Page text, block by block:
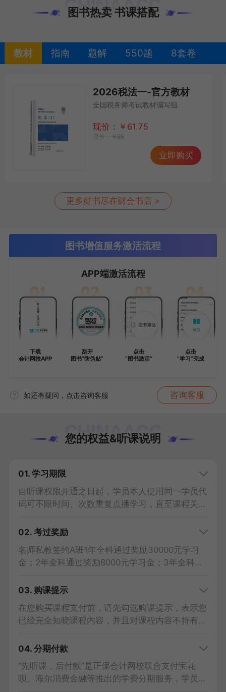
图书热卖 书课搭配
教材 指南 题解 550题 8套卷
2026税法一-官方教材
全国税务师考试教材编写组
现价： ￥ 61.75
原价：￥65
立即购买
更多好书尽在财会书店 >
图书增值服务激活流程
APP端激活流程
下载
会计网校APP
刮开
图书“防伪贴”
点击
“图书激活”
点击
“学习”完成
如还有疑问，点击咨询客服 咨询客服
您的权益&听课说明
01. 学习期限
自听课权限开通之日起，学员本人使用同一学员代
码可不限时间、次数重复点播学习，直至课程关
用。
②多考期：辅导期内随意学，最后1考期考试结束
后一周关闭，每年需要人脸识别开课，新一年课程
外）
1考期协议>> 2考期协议>> 3考期协议>>
③名师私教签约班：2026年考试成绩公布当日关
校提供报名信息（未报名学员提供身份证信息），
或未通过的成绩证明，提出申请并审核通过后方可
享受第二年或第三年免费重学的政策，逾期申请不
予办理！辅导期内已通过科目，不再提供续学服
02. 考过奖励
名师私教签约A班1年全科通过奖励30000元学习
金；2年全科通过奖励8000元学习金；3年全科通
03. 购课提示
在您购买课程支付前，请先勾选购课提示，表示您
已经完全知晓课程内容，并且对课程内容不持有任
04. 分期付款
“先听课，后付款”是正保会计网校联合支付宝花
呗、海尔消费金融等推出的学费分期服务，学员仅